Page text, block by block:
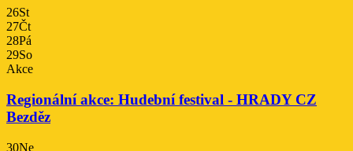
26St
27Čt
28Pá
29So
Akce
Regionální akce: Hudební festival - HRADY CZ
Bezděz
30Ne